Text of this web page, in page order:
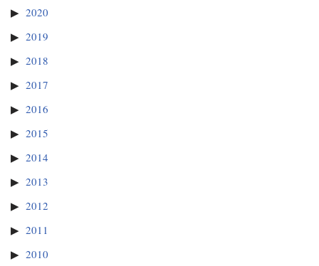
2020
2019
2018
2017
2016
2015
2014
2013
2012
2011
2010